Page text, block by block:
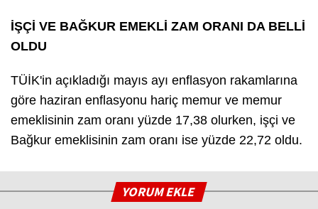
İŞÇİ VE BAĞKUR EMEKLİ ZAM ORANI DA BELLİ
OLDU
TÜİK'in açıkladığı mayıs ayı enflasyon rakamlarına
göre haziran enflasyonu hariç memur ve memur
emeklisinin zam oranı yüzde 17,38 olurken, işçi ve
Bağkur emeklisinin zam oranı ise yüzde 22,72 oldu.
YORUM EKLE